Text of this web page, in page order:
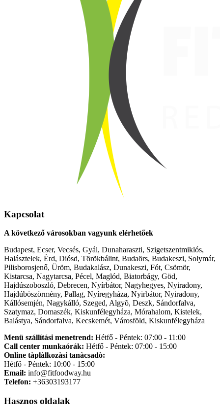
Kapcsolat
A következő városokban vagyunk elérhetőek
Budapest, Ecser, Vecsés, Gyál, Dunaharaszti, Szigetszentmiklós,
Halásztelek, Érd, Diósd, Törökbálint, Budaörs, Budakeszi, Solymár,
Pilisborosjenő, Üröm, Budakalász, Dunakeszi, Fót, Csömör,
Kistarcsa, Nagytarcsa, Pécel, Maglód, Biatorbágy, Göd,
Hajdúszoboszló, Debrecen, Nyírbátor, Nagyhegyes, Nyiradony,
Hajdúböszörmény, Pallag, Nyíregyháza, Nyirbátor, Nyiradony,
Kállósemjén, Nagykálló, Szeged, Algyõ, Deszk, Sándorfalva,
Szatymaz, Domaszék, Kiskunfélegyháza, Mórahalom, Kistelek,
Balástya, Sándorfalva, Kecskemét, Városföld, Kiskunfélegyháza
Menü szállítási menetrend: Hétfő - Péntek: 07:00 - 11:00
Call center munkaórák: Hétfő - Péntek: 07:00 - 15:00
Online tàplàlkozàsi tanàcsadò:
Hétfő - Péntek: 10:00 - 15:00
Email: info@fitfoodway.hu
Telefon: +36303193177
Hasznos oldalak